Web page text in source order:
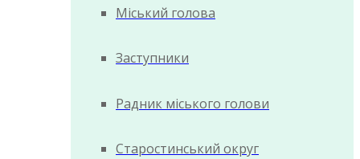
Міський голова
Заступники
Радник міського голови
Старостинський округ